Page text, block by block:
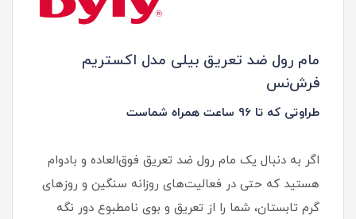
مام رول ضد تعریق بیلی مدل اکستریم
فرش‌نس
طراوتی که تا 96 ساعت همراه شماست
اگر به دنبال یک مام رول ضد تعریق فوق‌العاده و بادوام
هستید که حتی در فعالیت‌های روزانه سنگین و روزهای
گرم تابستان، شما را از تعریق و بوی نامطبوع دور نگه